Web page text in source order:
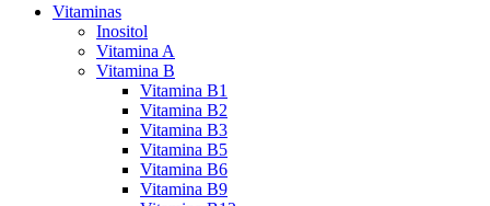
Vitaminas
Inositol
Vitamina A
Vitamina B
Vitamina B1
Vitamina B2
Vitamina B3
Vitamina B5
Vitamina B6
Vitamina B9